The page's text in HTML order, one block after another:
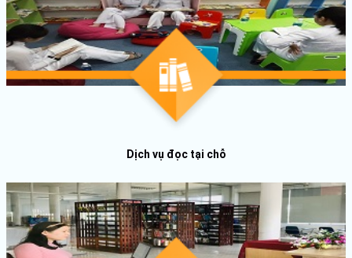
Dịch vụ đọc tại chỗ